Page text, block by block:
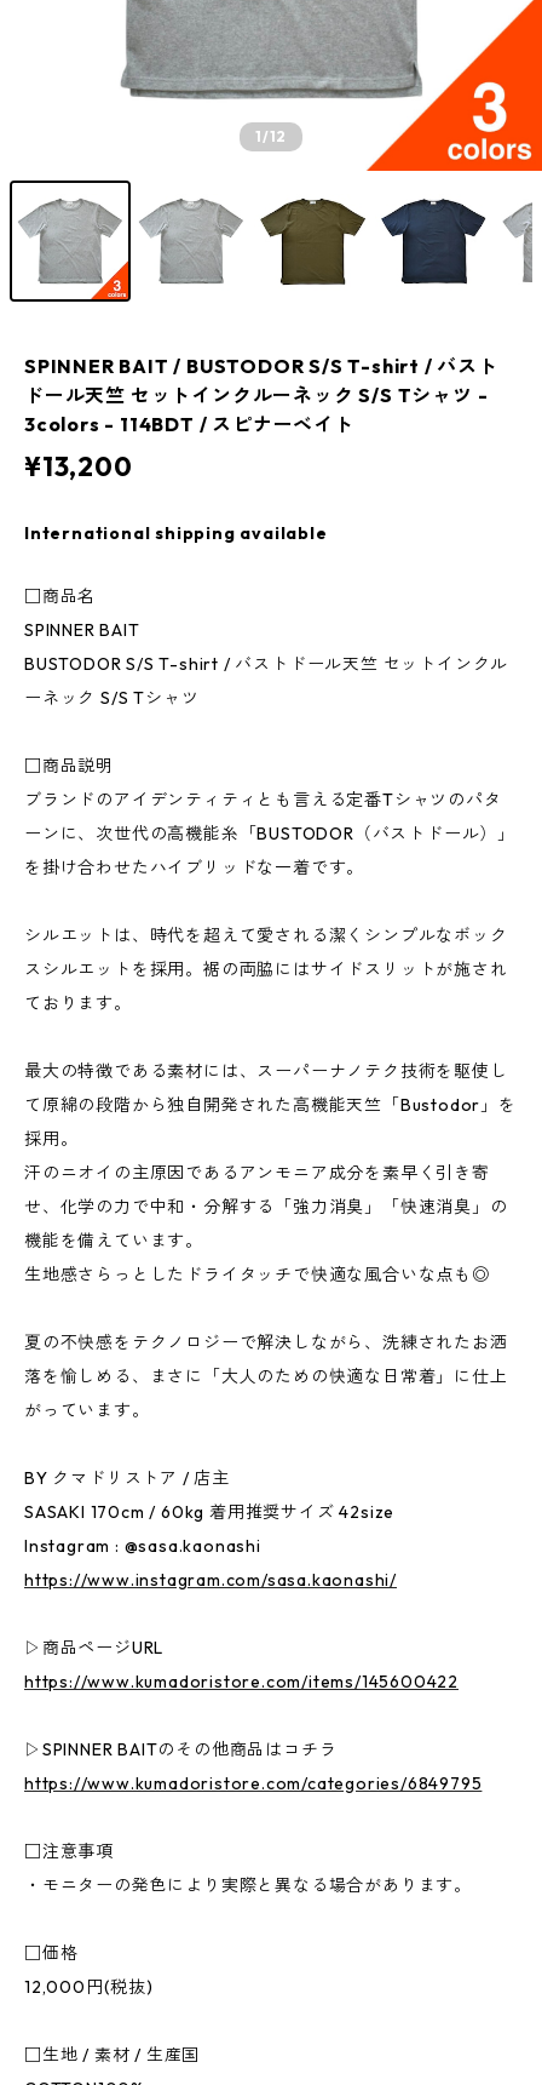
1/12
SPINNER BAIT / BUSTODOR S/S T-shirt / バスト
ドール天竺 セットインクルーネック S/S Tシャツ -
3colors - 114BDT / スピナーベイト
¥13,200
International shipping available
□商品名
SPINNER BAIT
BUSTODOR S/S T-shirt / バストドール天竺 セットインクル
ーネック S/S Tシャツ
□商品説明
ブランドのアイデンティティとも言える定番Tシャツのパタ
ーンに、次世代の高機能糸「BUSTODOR（バストドール）」
を掛け合わせたハイブリッドな一着です。
シルエットは、時代を超えて愛される潔くシンプルなボック
スシルエットを採用。裾の両脇にはサイドスリットが施され
ております。
最大の特徴である素材には、スーパーナノテク技術を駆使し
て原綿の段階から独自開発された高機能天竺「Bustodor」を
採用。
汗のニオイの主原因であるアンモニア成分を素早く引き寄
せ、化学の力で中和・分解する「強力消臭」「快速消臭」の
機能を備えています。
生地感さらっとしたドライタッチで快適な風合いな点も◎
夏の不快感をテクノロジーで解決しながら、洗練されたお洒
落を愉しめる、まさに「大人のための快適な日常着」に仕上
がっています。
BY クマドリストア / 店主
SASAKI 170cm / 60kg 着用推奨サイズ 42size
Instagram : @sasa.kaonashi
https://www.instagram.com/sasa.kaonashi/
▷商品ページURL
https://www.kumadoristore.com/items/145600422
▷SPINNER BAITのその他商品はコチラ
https://www.kumadoristore.com/categories/6849795
□注意事項
・モニターの発色により実際と異なる場合があります。
□価格
12,000円(税抜)
□生地 / 素材 / 生産国